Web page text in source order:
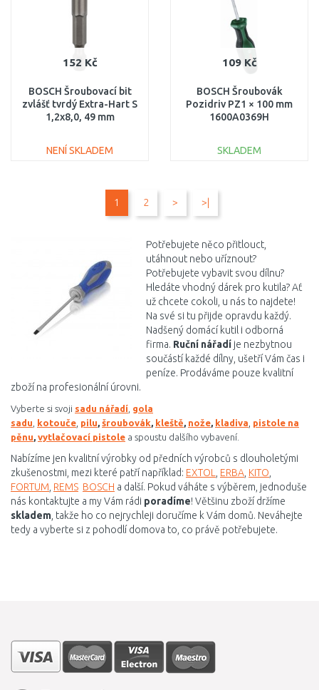
152 Kč
BOSCH Šroubovací bit
zvlášť tvrdý Extra-Hart S
1,2x8,0, 49 mm
NENÍ SKLADEM
109 Kč
BOSCH Šroubovák
Pozidriv PZ1 × 100 mm
1600A0369H
SKLADEM
1 2 > >|
Potřebujete něco přitlouct,
utáhnout nebo uříznout?
Potřebujete vybavit svou dílnu?
Hledáte vhodný dárek pro kutila? Ať
už chcete cokoli, u nás to najdete!
Na své si tu přijde opravdu každý.
Nadšený domácí kutil i odborná
firma. Ruční nářadí je nezbytnou
součástí každé dílny, ušetří Vám čas i
peníze. Prodáváme pouze kvalitní
zboží na profesionální úrovni.
Vyberte si svoji sadu nářadí gola
sadu
kotouče pilu, šroubovák, kleště, nože, kladiva pistole na
pěnu, vytlačovací pistole a spoustu dalšího vybavení.
Nabízíme jen kvalitní výrobky od předních výrobců s dlouholetými
zkušenostmi, mezi které patří například: EXTOL ERBA KITO
FORTUM REMS BOSCH a další. Pokud váháte s výběrem, jednoduše
nás kontaktujte a my Vám rádi poradíme! Většinu zboží držíme
skladem , takže ho co nejrychleji doručíme k Vám domů. Neváhejte
tedy a vyberte si z pohodlí domova to, co právě potřebujete.